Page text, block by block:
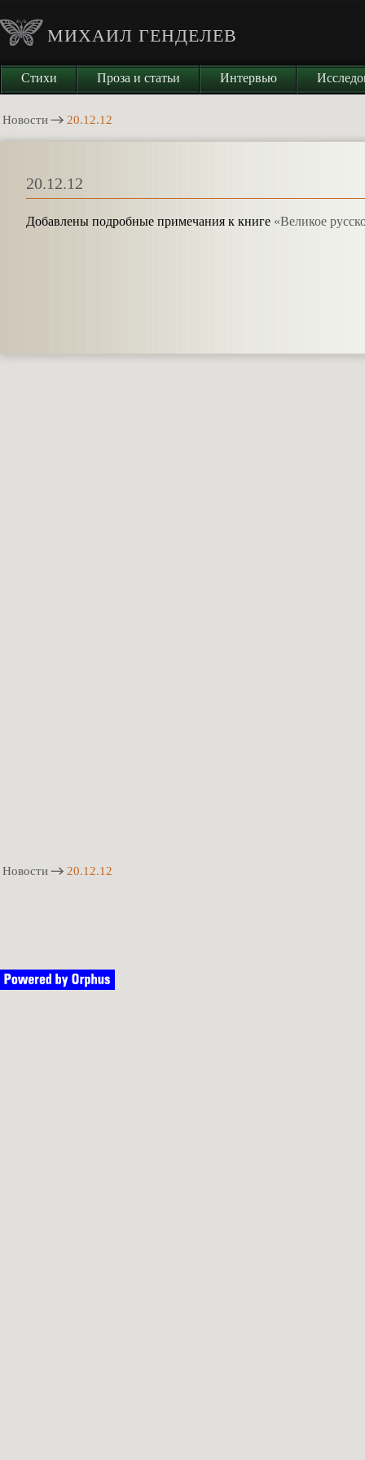
МИХАИЛ ГЕНДЕЛЕВ
Стихи Проза и статьи Интервью
Новости 20.12.12
20.12.12
Добавлены подробные примечания к книге «Великое
Новости 20.12.12